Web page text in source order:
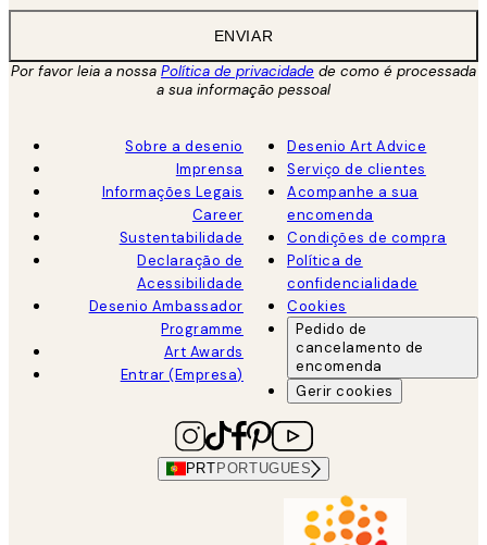
ENVIAR
Por favor leia a nossa Política de privacidade de como é processada
a sua informação pessoal
Sobre a desenio
Imprensa
Informações Legais
Career
Sustentabilidade
Declaração de
Acessibilidade
Desenio Ambassador
Programme
Art Awards
Entrar (Empresa)
Desenio Art Advice
Serviço de clientes
Acompanhe a sua
encomenda
Condições de compra
Política de
confidencialidade
Cookies
Pedido de
cancelamento de
encomenda
Gerir cookies
PRT PORTUGUES